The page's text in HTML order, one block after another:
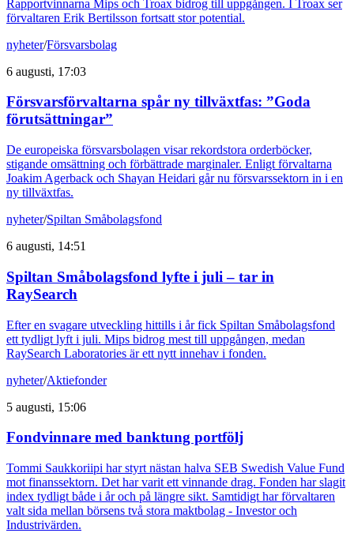
Rapportvinnarna Mips och Troax bidrog till uppgången. I Troax ser
förvaltaren Erik Bertilsson fortsatt stor potential.
nyheter/Försvarsbolag
6 augusti, 17:03
Försvarsförvaltarna spår ny tillväxtfas: ”Goda
förutsättningar”
De europeiska försvarsbolagen visar rekordstora orderböcker,
stigande omsättning och förbättrade marginaler. Enligt förvaltarna
Joakim Agerback och Shayan Heidari går nu försvarssektorn in i en
ny tillväxtfas.
nyheter/Spiltan Småbolagsfond
6 augusti, 14:51
Spiltan Småbolagsfond lyfte i juli – tar in
RaySearch
Efter en svagare utveckling hittills i år fick Spiltan Småbolagsfond
ett tydligt lyft i juli. Mips bidrog mest till uppgången, medan
RaySearch Laboratories är ett nytt innehav i fonden.
nyheter/Aktiefonder
5 augusti, 15:06
Fondvinnare med banktung portfölj
Tommi Saukkoriipi har styrt nästan halva SEB Swedish Value Fund
mot finanssektorn. Det har varit ett vinnande drag. Fonden har slagit
index tydligt både i år och på längre sikt. Samtidigt har förvaltaren
valt sida mellan börsens två stora maktbolag - Investor och
Industrivärden.